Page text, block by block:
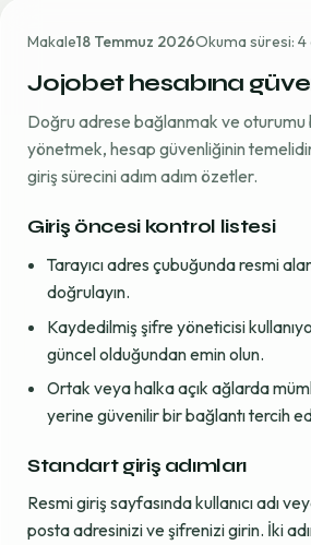
Makale18 Temmuz 2026Okuma süresi: 4
Jojobet hesabına
Doğru adrese bağlanmak ve oturumu
yönetmek, hesap güvenliğinin
giriş sürecini adım adım özetler.
Giriş öncesi kontrol listesi
Tarayıcı adres çubuğunda resmi alan
doğrulayın.
Kaydedilmiş şifre yöneticisi
güncel olduğundan emin olun.
Ortak veya halka açık ağlarda
yerine güvenilir bir bağlantı tercih
Standart giriş adımları
Resmi giriş sayfasında kullanıcı adı
posta adresinizi ve şifrenizi girin. İki